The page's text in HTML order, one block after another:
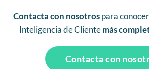
Contacta con nosotrospara
Inteligencia de Clientemás
Contacta con